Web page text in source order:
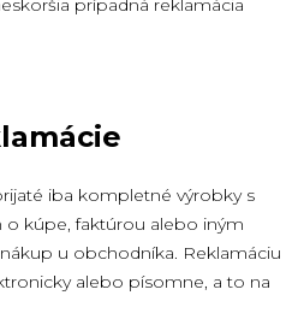
prípadná reklamácia
iba kompletné výrobky s
kúpe, faktúrou alebo iným
u obchodníka. Reklamáciu
alebo písomne​​, a to na